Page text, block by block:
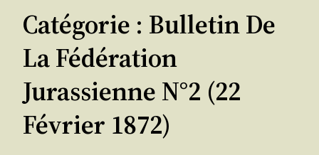
Catégorie : Bulletin De
La Fédération
Jurassienne N°2 (22
Février 1872)